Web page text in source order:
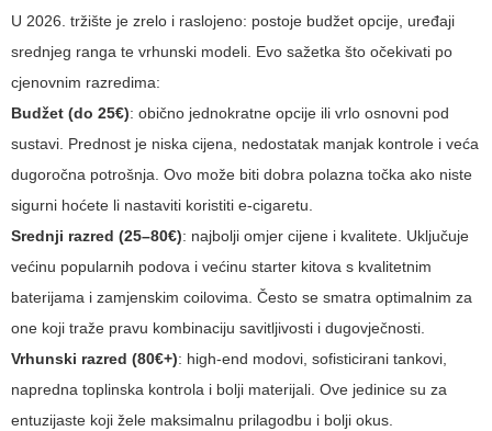
U 2026. tržište je zrelo i raslojeno: postoje budžet opcije, uređaji
srednjeg ranga te vrhunski modeli. Evo sažetka što očekivati po
cjenovnim razredima:
Budžet (do 25€): obično jednokratne opcije ili vrlo osnovni pod
sustavi. Prednost je niska cijena, nedostatak manjak kontrole i veća
dugoročna potrošnja. Ovo može biti dobra polazna točka ako niste
sigurni hoćete li nastaviti koristiti e-cigaretu.
Srednji razred (25–80€): najbolji omjer cijene i kvalitete. Uključuje
većinu popularnih podova i većinu starter kitova s kvalitetnim
baterijama i zamjenskim coilovima. Često se smatra optimalnim za
one koji traže pravu kombinaciju savitljivosti i dugovječnosti.
Vrhunski razred (80€+): high-end modovi, sofisticirani tankovi,
napredna toplinska kontrola i bolji materijali. Ove jedinice su za
entuzijaste koji žele maksimalnu prilagodbu i bolji okus.